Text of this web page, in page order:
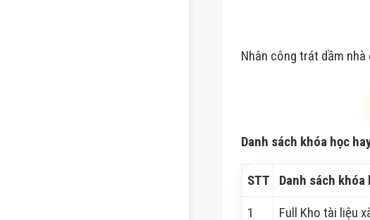
Nhân công trát dầm
Danh sách khóa học
STT Danh sách khóa
1
Full Kho tài liệu